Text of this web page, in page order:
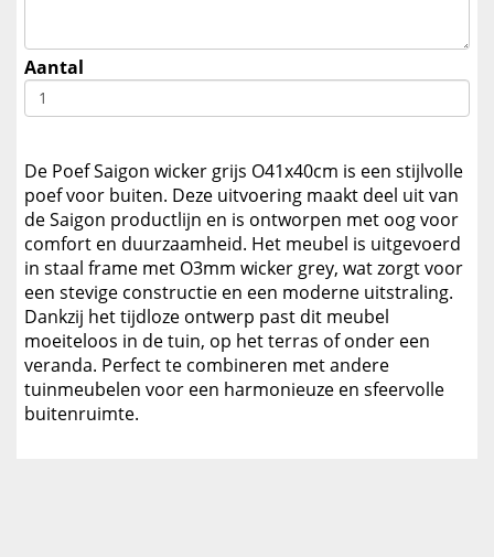
Aantal
De Poef Saigon wicker grijs O41x40cm is een stijlvolle
poef voor buiten. Deze uitvoering maakt deel uit van
de Saigon productlijn en is ontworpen met oog voor
comfort en duurzaamheid. Het meubel is uitgevoerd
in staal frame met O3mm wicker grey, wat zorgt voor
een stevige constructie en een moderne uitstraling.
Dankzij het tijdloze ontwerp past dit meubel
moeiteloos in de tuin, op het terras of onder een
veranda. Perfect te combineren met andere
tuinmeubelen voor een harmonieuze en sfeervolle
buitenruimte.